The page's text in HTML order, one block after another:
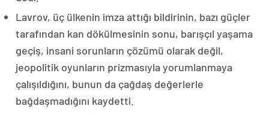
Lavrov, üç ülkenin imza attığı bildirinin, bazı güçler
tarafından kan dökülmesinin sonu, barışçıl yaşama
geçiş, insani sorunların çözümü olarak değil,
jeopolitik oyunların prizmasıyla yorumlanmaya
çalışıldığını, bunun da çağdaş değerlerle
bağdaşmadığını kaydetti.